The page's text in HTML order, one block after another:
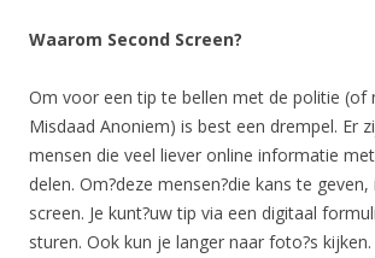
Waarom Second Screen?
Om voor een tip te bellen met de politie (of
Misdaad Anoniem) is best een drempel. Er
mensen die veel liever online informatie
delen. Om?deze mensen?die kans te
screen. Je kunt?uw tip via een digitaal
sturen. Ook kun je langer naar foto?s